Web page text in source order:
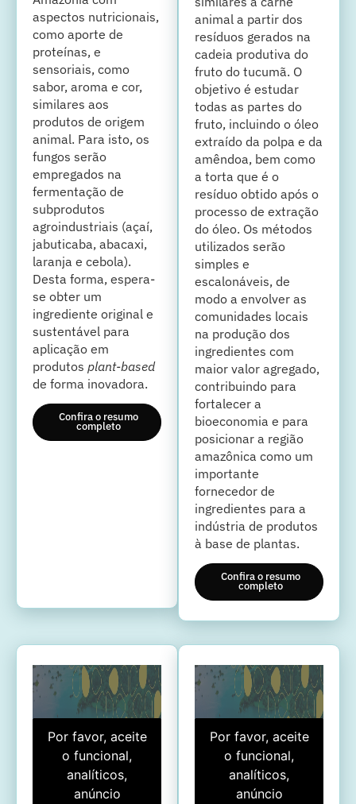
aspectos nutricionais,
como aporte de
proteínas, e
sensoriais, como
sabor, aroma e cor,
similares aos
produtos de origem
animal. Para isto, os
fungos serão
empregados na
fermentação de
subprodutos
agroindustriais (açaí,
jabuticaba, abacaxi,
laranja e cebola).
Desta forma, espera-
se obter um
ingrediente original e
sustentável para
aplicação em
produtos plant-based
de forma inovadora.
Confira o resumo
completo
animal a partir dos
resíduos gerados na
cadeia produtiva do
fruto do tucumã. O
objetivo é estudar
todas as partes do
fruto, incluindo o óleo
extraído da polpa e da
amêndoa, bem como
a torta que é o
resíduo obtido após o
processo de extração
do óleo. Os métodos
utilizados serão
simples e
escalonáveis, de
modo a envolver as
comunidades locais
na produção dos
ingredientes com
maior valor agregado,
contribuindo para
fortalecer a
bioeconomia e para
posicionar a região
amazônica como um
importante
fornecedor de
ingredientes para a
indústria de produtos
à base de plantas.
Confira o resumo
completo
Por favor, aceite
o funcional,
analíticos,
anúncio
Por favor, aceite
o funcional,
analíticos,
anúncio